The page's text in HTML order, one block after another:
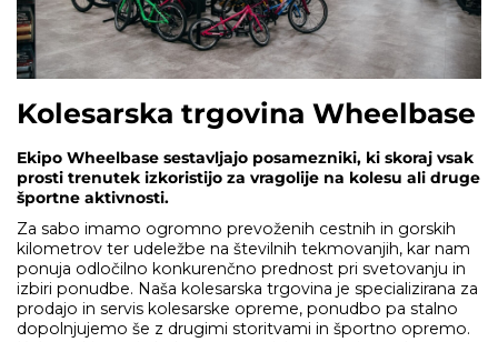
Kolesarska trgovina Wheelbase
Ekipo Wheelbase sestavljajo posamezniki, ki skoraj vsak
prosti trenutek izkoristijo za vragolije na kolesu ali druge
športne aktivnosti.
Za sabo imamo ogromno prevoženih cestnih in gorskih
kilometrov ter udeležbe na številnih tekmovanjih, kar nam
ponuja odločilno konkurenčno prednost pri svetovanju in
izbiri ponudbe. Naša kolesarska trgovina je specializirana za
prodajo in servis kolesarske opreme, ponudbo pa stalno
dopolnjujemo še z drugimi storitvami in športno opremo.